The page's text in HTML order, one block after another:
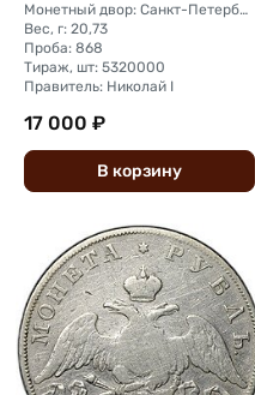
Монетный двор: Санкт-Петербургский монетный двор
Вес, г: 20,73
Проба: 868
Тираж, шт: 5320000
Правитель: Николай I
17 000 ₽
В корзину